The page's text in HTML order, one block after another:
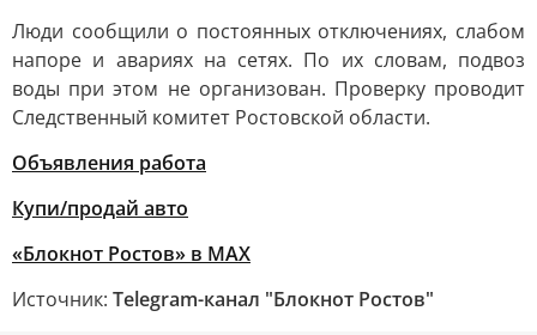
Люди сообщили о постоянных отключениях, слабом
напоре и авариях на сетях. По их словам, подвоз
воды при этом не организован. Проверку проводит
Следственный комитет Ростовской области.
Объявления работа
Купи/продай авто
«Блокнот Ростов» в MAX
Источник: Telegram-канал "Блокнот Ростов"